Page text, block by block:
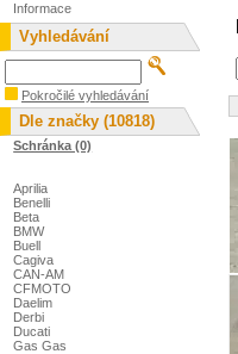
Informace
Vyhledávání
Pokročilé vyhledávání
Dle značky (10818)
Schránka (0)
Aprilia
Benelli
Beta
BMW
Buell
Cagiva
CAN-AM
CFMOTO
Daelim
Derbi
Ducati
Gas Gas